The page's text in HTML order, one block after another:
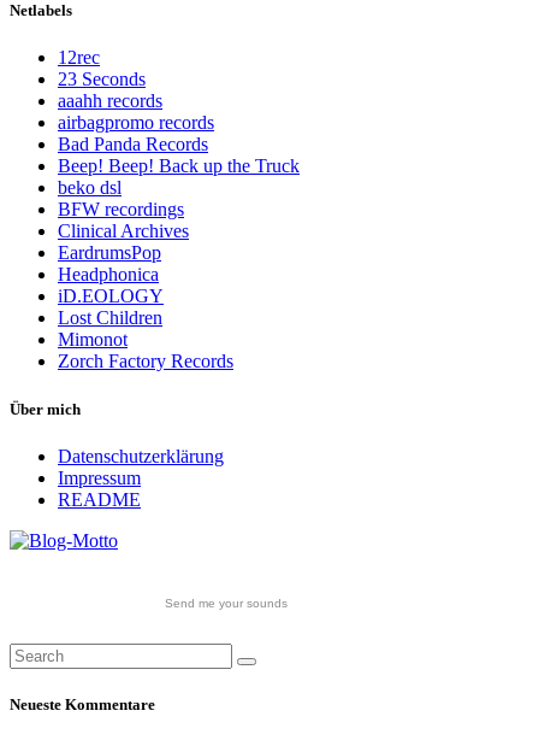
Netlabels
12rec
23 Seconds
aaahh records
airbagpromo records
Bad Panda Records
Beep! Beep! Back up the Truck
beko dsl
BFW recordings
Clinical Archives
EardrumsPop
Headphonica
iD.EOLOGY
Lost Children
Mimonot
Zorch Factory Records
Über mich
Datenschutzerklärung
Impressum
README
Send me your sounds
Neueste Kommentare